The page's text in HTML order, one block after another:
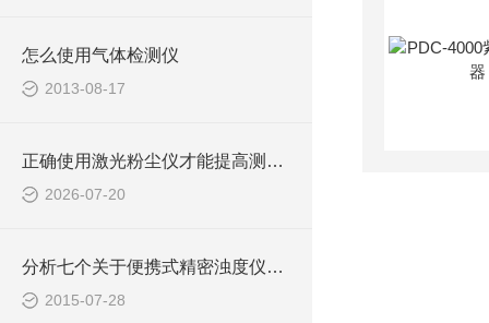
怎么使用气体检测仪
2013-08-17
正确使用激光粉尘仪才能提高测量数据的可靠性
2026-07-20
分析七个关于便携式精密浊度仪的特点
2015-07-28